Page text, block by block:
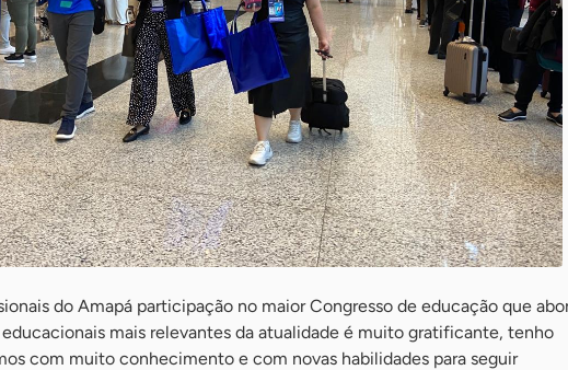
do Amapá participação no maior Congresso de educação que
mais relevantes da atualidade é muito gratificante, tenho
com muito conhecimento e com novas habilidades para seguir